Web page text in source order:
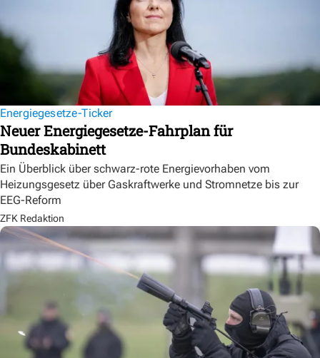
Energiegesetze-Ticker
Neuer Energiegesetze-Fahrplan für
Bundeskabinett
Ein Überblick über schwarz-rote Energievorhaben vom
Heizungsgesetz über Gaskraftwerke und Stromnetze bis zur
EEG-Reform
ZFK Redaktion